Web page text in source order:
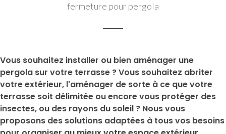
fermeture pour pergola
Vous souhaitez installer ou bien aménager une
pergola sur votre terrasse ? Vous souhaitez abriter
votre extérieur, l'aménager de sorte à ce que votre
terrasse soit délimitée ou encore vous protéger des
insectes, ou des rayons du soleil ? Nous vous
proposons des solutions adaptées à tous vos besoins